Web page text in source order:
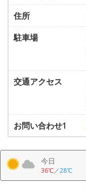
住所
駐車場
交通アクセス
お問い合わせ1
今日
36℃／28℃